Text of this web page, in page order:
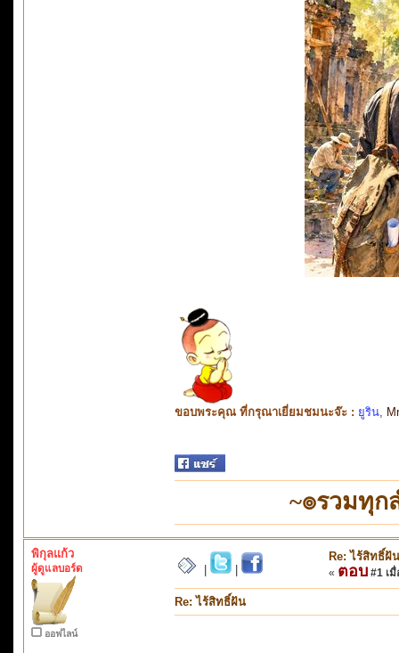
ขอบพระคุณ ที่กรุณาเยี่ยมชมนะจ๊ะ : ยูริน
~๏รวมทุ
พิกุลแก้ว
ผู้ดูแลบอร์ด
ออฟไลน์
Re: ไร้สิทธิ์ฝัน
« ตอบ #1 เมื่
Re: ไร้สิทธิ์ฝัน